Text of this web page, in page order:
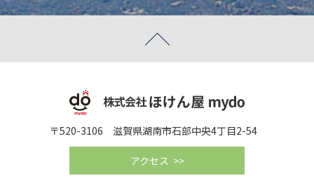
〒520-3106 滋賀県湖南市石部中央4丁目2-54
アクセス >>